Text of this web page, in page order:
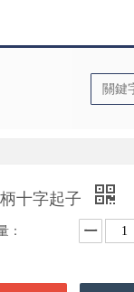
十字起子
：